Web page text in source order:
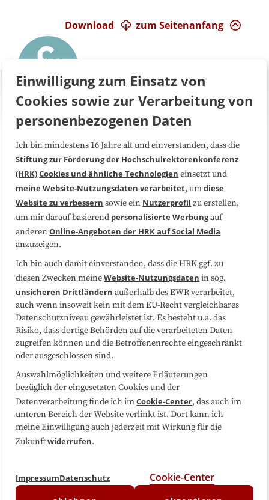
zum Seitenanfang
Download
Über uns FAQ
Medienarbeit Kooperationen
Datenschutzerklärung Impressum
Sitemap
Folgen Sie uns
Einwilligung zum Einsatz von
Cookies sowie zur Verarbeitung von
personenbezogenen Daten
Ich bin mindestens 16 Jahre alt und einverstanden, dass die
Stiftung zur Förderung der Hochschulrektorenkonferenz
(HRK)Cookies und ähnliche Technologien einsetzt und
meine Website-Nutzungsdaten verarbeitet, umdiese
Website zu verbessern sowie ein Nutzerprofil zu erstellen,
um mir darauf basierend personalisierte Werbungauf
anderenOnline-Angeboten der HRK auf Social Media
anzuzeigen.
Ich bin auch damit einverstanden, dass die HRK ggf. zu
diesen Zwecken meineWebsite-Nutzungsdaten in sog.
unsicheren Drittländern außerhalb des EWR verarbeitet,
auch wenn insoweit kein mit dem EU-Recht vergleichbares
Datenschutzniveau gewährleistet ist. Es besteht u.a. das
Risiko, dass dortige Behörden auf die verarbeiteten Daten
zugreifen können und die Betroffenenrechte eingeschränkt
oder ausgeschlossen sind.
Auswahlmöglichkeiten und weitere Erläuterungen
bezüglich der eingesetzten Cookies und der
Datenverarbeitung finde ich imCookie-Center, das auch im
unteren Bereich der Website verlinkt ist. Dort kann ich
meine Einwilligung auch jederzeit mit Wirkung für die
Zukunftwiderrufen.
ImpressumDatenschutz Cookie-Center